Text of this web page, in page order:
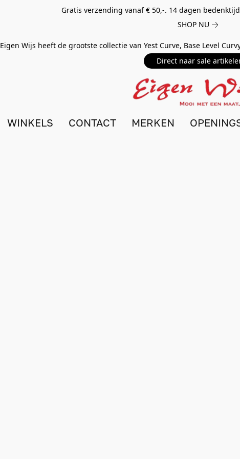
Gratis verzending vanaf € 50,-. 14 dagen
SHOP NU
Eigen Wijs heeft de grootste collectie van Yest Curve, Base Level
Direct naar sale
WINKELS CONTACT MERKEN